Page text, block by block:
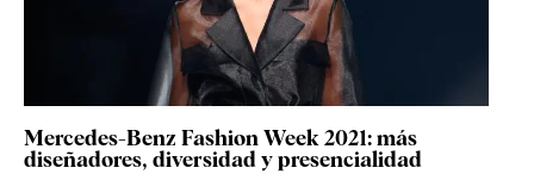
Mercedes-Benz Fashion Week 2021: más
diseñadores, diversidad y presencialidad